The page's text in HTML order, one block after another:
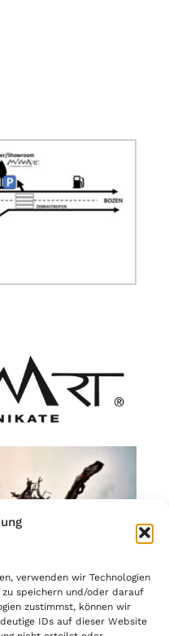
verwenden wir Technologien
speichern und/oder darauf
zustimmst, können wir
IDs auf dieser Website